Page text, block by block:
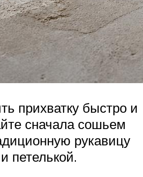
прихватку быстро и
сначала сошьем
рукавицу
петелькой.